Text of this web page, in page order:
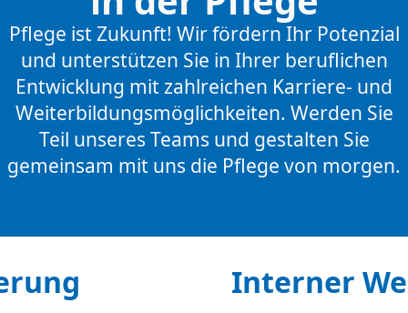
Pflege ist Zukunft! Wir fördern Ihr Potenzial
und unterstützen Sie in Ihrer beruflichen
Entwicklung mit zahlreichen Karriere- und
Weiterbildungsmöglichkeiten. Werden Sie
Teil unseres Teams und gestalten Sie
gemeinsam mit uns die Pflege von morgen.
Interner